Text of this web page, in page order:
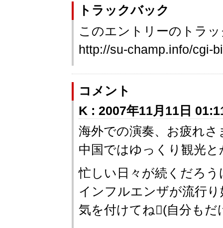
トラックバック
このエントリーのトラ
http://su-champ.info/cgi-
コメント
K : 2007年11月11日
海外での演奏、お疲れさ
中国ではゆっくり観光
忙しい日々が続くだろ
インフルエンザが流行
気を付けてね(自分もだ